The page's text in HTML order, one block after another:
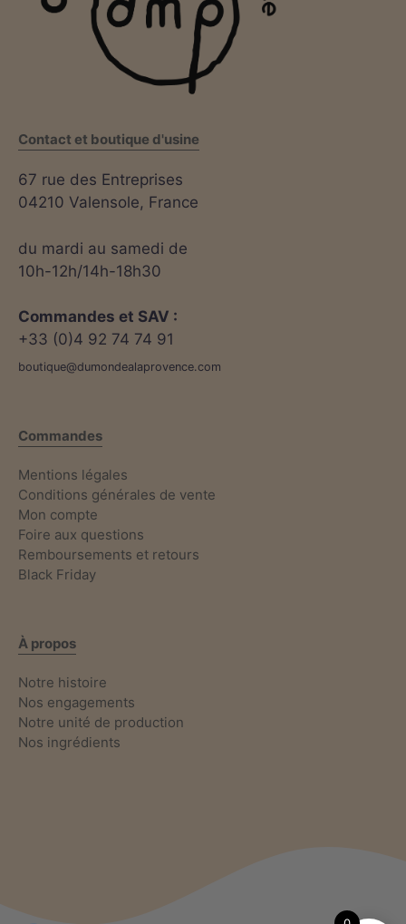
Contact et boutique d'usine
67 rue des Entreprises
04210 Valensole, France
du mardi au samedi de
10h-12h/14h-18h30
Commandes et SAV :
+33 (0)4 92 74 74 91
boutique@dumondealaprovence.com
Commandes
Mentions légales
Conditions générales de vente
Mon compte
Foire aux questions
Remboursements et retours
Black Friday
À propos
Notre histoire
Nos engagements
Notre unité de production
Nos ingrédients